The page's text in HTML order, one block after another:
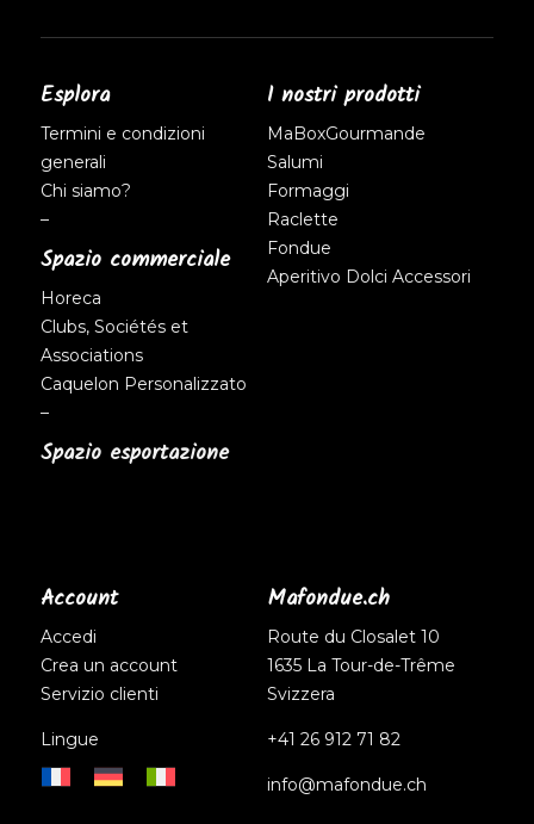
Esplora
Termini e condizioni
generali
Chi siamo?
–
Spazio commerciale
Horeca
Clubs, Sociétés et
Associations
Caquelon Personalizzato
–
Spazio esportazione
I nostri prodotti
MaBoxGourmande
Salumi
Formaggi
Raclette
Fondue
Aperitivo Dolci Accessori
Account
Accedi
Crea un account
Servizio clienti
Lingue
Mafondue.ch
Route du Closalet 10
1635 La Tour-de-Trême
Svizzera
+41 26 912 71 82
info@mafondue.ch